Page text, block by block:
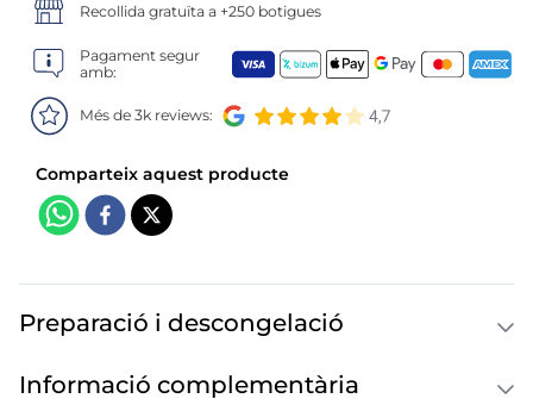
Recollida gratuïta a +250 botigues
Pagament segur
amb:
Més de 3k reviews:
Preparació i descongelació
Informació complementària
10. gambas peladas